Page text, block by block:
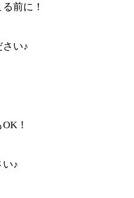
前に！
い♪
！
♪